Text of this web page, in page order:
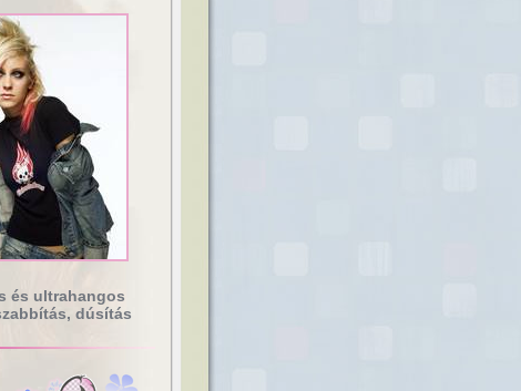
és ultrahangos
dúsítás